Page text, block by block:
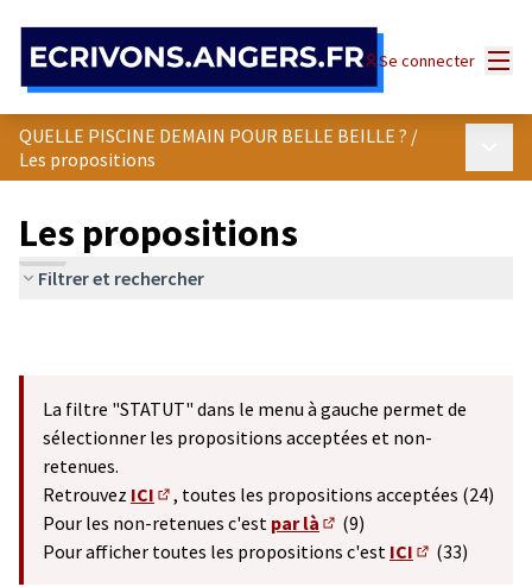
Se connecter
QUELLE PISCINE DEMAIN POUR BELLE BEILLE ? /
Les propositions
Les propositions
Filtrer et rechercher
La filtre "STATUT" dans le menu à gauche permet de
sélectionner les propositions acceptées et non-
retenues.
Retrouvez ICI
(S'ouvre dans un nouvel onglet)
, toutes les propositions acceptées (24)
Pour les non-retenues c'est par là
(S'ouvre dans un nouvel
(9)
Pour afficher toutes les propositions c'est ICI
(33)